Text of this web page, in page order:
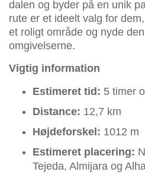
dalen og byder på en unik
rute er et ideelt valg for
et roligt område og nyde
omgivelserne.
Vigtig information
Estimeret tid: 5 timer
Distance: 12,7 km
Højdeforskel: 1012 m
Estimeret placering:
Tejeda, Almijara og